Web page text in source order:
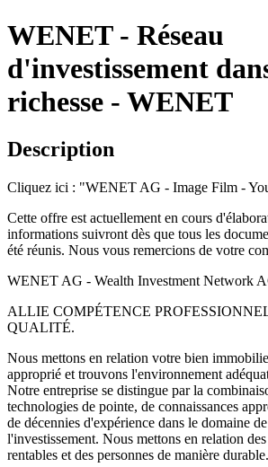
WENET - Réseau
d'investissement
richesse - WENET
Description
Cliquez ici : "WENET AG - Image Film -
Cette offre est actuellement en cours
informations suivront dès que tous les
été réunis. Nous vous remercions de votre
WENET AG - Wealth Investment Network
ALLIE COMPÉTENCE
QUALITÉ.
Nous mettons en relation votre bien
approprié et trouvons l'environnement
Notre entreprise se distingue par la
technologies de pointe, de connaissances
de décennies d'expérience dans le domaine
l'investissement. Nous mettons en relation
rentables et des personnes de manière durable.